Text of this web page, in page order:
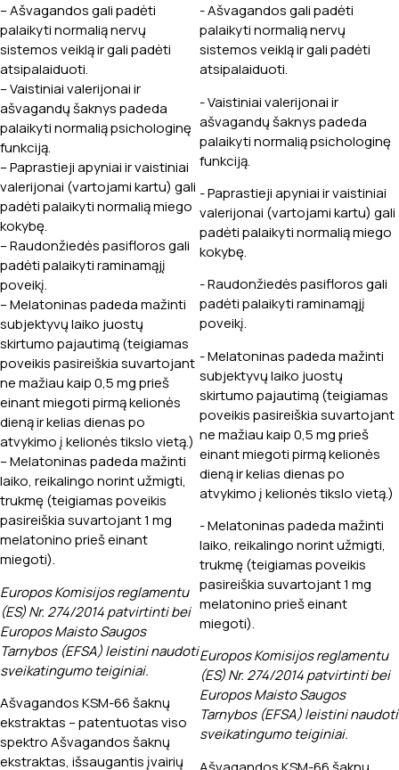
– Ašvagandos gali padėti
palaikyti normalią nervų
sistemos veiklą ir gali padėti
atsipalaiduoti.
– Vaistiniai valerijonai ir
ašvagandų šaknys padeda
palaikyti normalią psichologinę
funkciją.
– Paprastieji apyniai ir vaistiniai
valerijonai (vartojami kartu) gali
padėti palaikyti normalią miego
kokybę.
– Raudonžiedės pasifloros gali
padėti palaikyti raminamąjį
poveikį.
– Melatoninas padeda mažinti
subjektyvų laiko juostų
skirtumo pajautimą (teigiamas
poveikis pasireiškia suvartojant
ne mažiau kaip 0,5 mg prieš
einant miegoti pirmą kelionės
dieną ir kelias dienas po
atvykimo į kelionės tikslo vietą.)
– Melatoninas padeda mažinti
laiko, reikalingo norint užmigti,
trukmę (teigiamas poveikis
pasireiškia suvartojant 1 mg
melatonino prieš einant
miegoti).
Europos Komisijos reglamentu
(ES) Nr. 274/2014 patvirtinti bei
Europos Maisto Saugos
Tarnybos (EFSA) leistini naudoti
sveikatingumo teiginiai.
Ašvagandos KSM-66 šaknų
ekstraktas – patentuotas viso
spektro Ašvagandos šaknų
ekstraktas, išsaugantis įvairių
- Ašvagandos gali padėti
palaikyti normalią nervų
sistemos veiklą ir gali padėti
atsipalaiduoti.
- Vaistiniai valerijonai ir
ašvagandų šaknys padeda
palaikyti normalią psichologinę
funkciją.
- Paprastieji apyniai ir vaistiniai
valerijonai (vartojami kartu) gali
padėti palaikyti normalią miego
kokybę.
- Raudonžiedės pasifloros gali
padėti palaikyti raminamąjį
poveikį.
- Melatoninas padeda mažinti
subjektyvų laiko juostų
skirtumo pajautimą (teigiamas
poveikis pasireiškia suvartojant
ne mažiau kaip 0,5 mg prieš
einant miegoti pirmą kelionės
dieną ir kelias dienas po
atvykimo į kelionės tikslo vietą.)
- Melatoninas padeda mažinti
laiko, reikalingo norint užmigti,
trukmę (teigiamas poveikis
pasireiškia suvartojant 1 mg
melatonino prieš einant
miegoti).
Europos Komisijos reglamentu
(ES) Nr. 274/2014 patvirtinti bei
Europos Maisto Saugos
Tarnybos (EFSA) leistini naudoti
sveikatingumo teiginiai.